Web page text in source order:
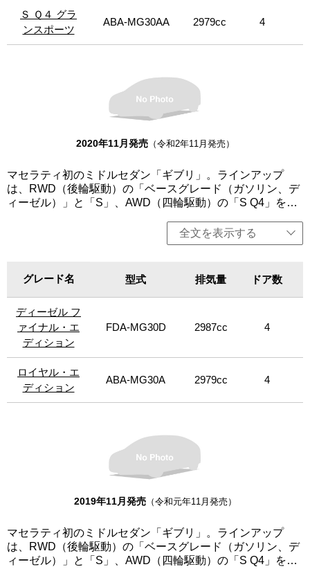
Ｓ Ｑ４ グラ
ンスポーツ
Ｓ Ｑ４ グラ
ンスポーツ
ABA-MG30AA 2979cc 4
2020年11月発売（令和2年11月発売）
マセラティ初のミドルセダン「ギブリ」。ラインアップ
は、RWD（後輪駆動）の「ベースグレード（ガソリン、デ
ィーゼル）」と「S」、AWD（四輪駆動）の「S Q4」を設
グレード（ディーゼル）」を除く）を用意。いずれも3L V6
ターボエンジンを搭載し、8速オートマチックトランスミッ
パクトでスポーティーでありながら、パワフルなパフォー
マンスを実現。卓越した性能、操縦性、豪華さ、そして革
新的なイタリアンデザインを採用する。エンジンは、排出
ガス低減や燃費向上が見込まれる「スタート＆ストップ機
能」を全グレードに標準装備。インテリアは、新デザイン
のシフトレバーを導入。この新しいシフトレバーは、直感
的な操作ができるようになっただけでなく、ストロークを
短縮するとともに、コントロール性も向上。シフトレバー
を右から左に移動させるだけで、オートマチックモードか
らマニュアルモードに切り替わる。さらに、Pボタンを新た
ホイール、フルグレイン・ピエノ・フィオーレナチュラ
ル・レザーと新しいトリムを採用。アダプティブ・フル・
LEDヘッドライトを「グランルッソ」と「グランスポー
ツ」に標準装備した。今回、2021年以降の電動化への移行
最終生産を記念し、限定車「ディーゼル ファイナル・エデ
ル「19インチ Proteo ホイール マット・ブラック＆レッ
ド」を装着、その他人気のオプションを装備した。さら
に、「S グランルッソ」をベースに、1984年に発売された
全文を表示する
グレード名
ディーゼル フ
ァイナル・エ
ディション
ロイヤル・エ
ディション
グレード名 型式 排気量 ドア数
ディーゼル フ
ァイナル・エ
ディション
FDA-MG30D 2987cc 4
ロイヤル・エ
ディション
ABA-MG30A 2979cc 4
2019年11月発売（令和元年11月発売）
マセラティ初のミドルセダン「ギブリ」。ラインアップ
は、RWD（後輪駆動）の「ベースグレード（ガソリン、デ
ィーゼル）」と「S」、AWD（四輪駆動）の「S Q4」を設